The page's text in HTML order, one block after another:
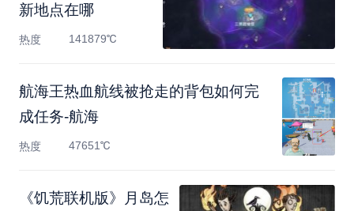
新地点在哪
热度 141879℃
航海王热血航线被抢走的背包如何完
成任务-航海
热度 47651℃
《饥荒联机版》月岛怎